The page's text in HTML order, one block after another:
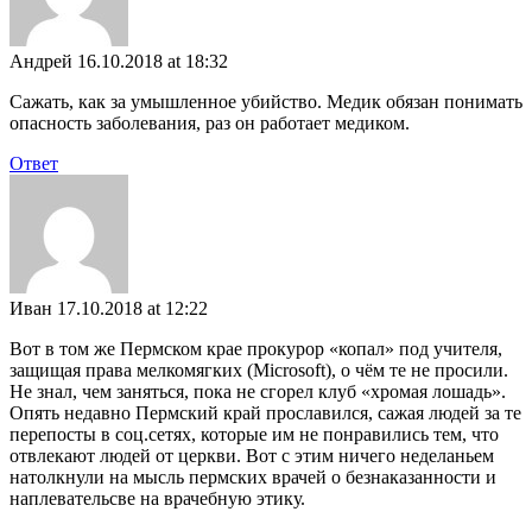
Андрей 16.10.2018 at 18:32
Сажать, как за умышленное убийство. Медик обязан понимать
опасность заболевания, раз он работает медиком.
Ответ
Иван 17.10.2018 at 12:22
Вот в том же Пермском крае прокурор «копал» под учителя,
защищая права мелкомягких (Microsoft), о чём те не просили.
Не знал, чем заняться, пока не сгорел клуб «хромая лошадь».
Опять недавно Пермский край прославился, сажая людей за те
перепосты в соц.сетях, которые им не понравились тем, что
отвлекают людей от церкви. Вот с этим ничего неделаньем
натолкнули на мысль пермских врачей о безнаказанности и
наплевательсве на врачебную этику.